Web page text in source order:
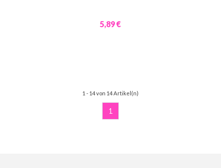
5,89 €
1 - 14 von 14 Artikel(n)
1